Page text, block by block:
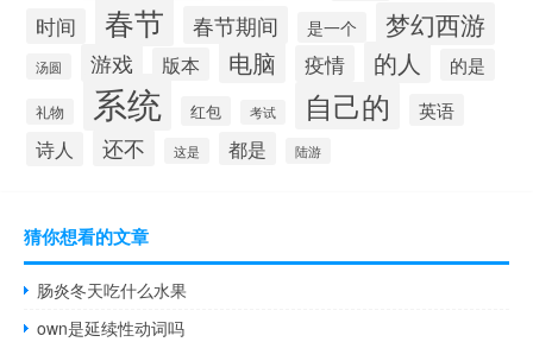
时间 春节 春节期间 是一个 梦幻西游
汤圆 游戏 版本 电脑 疫情 的人 的是
礼物 系统 红包 考试 自己的 英语
诗人 还不 这是 都是 陆游
猜你想看的文章
肠炎冬天吃什么水果
own是延续性动词吗